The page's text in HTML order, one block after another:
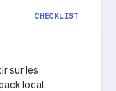
CHECKLIST
sur les
local.